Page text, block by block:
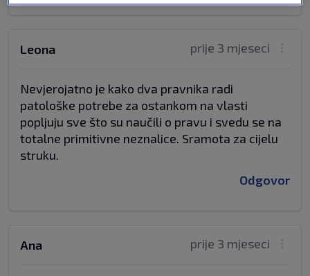
prije 3 mjeseci
Leona
Nevjerojatno je kako dva pravnika radi
patološke potrebe za ostankom na vlasti
popljuju sve što su naučili o pravu i svedu se na
totalne primitivne neznalice. Sramota za cijelu
struku.
Odgovor
prije 3 mjeseci
Ana